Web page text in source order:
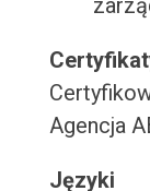
Agencja
Języki